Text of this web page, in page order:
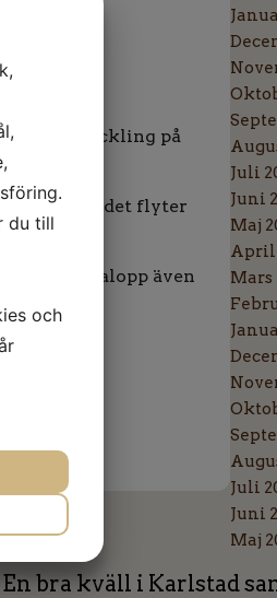
Fin utveckling på
Men när det flyter
blev en galopp även
Juli
Juni
Maj
April
Mars
Juli
Juni
Maj
En bra kväll i Karlstad
du till
och